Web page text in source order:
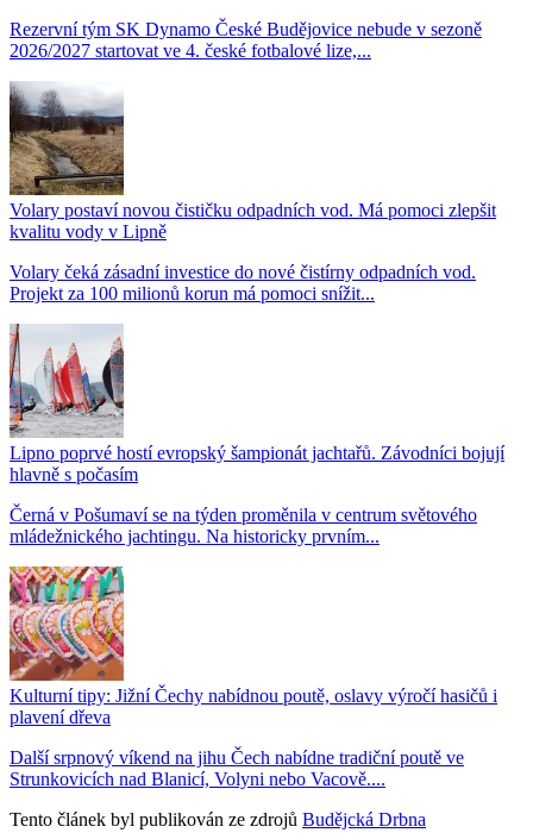
Rezervní tým SK Dynamo České Budějovice nebude v sezoně
2026/2027 startovat ve 4. české fotbalové lize,...
Volary postaví novou čističku odpadních vod. Má pomoci zlepšit
kvalitu vody v Lipně
Volary čeká zásadní investice do nové čistírny odpadních vod.
Projekt za 100 milionů korun má pomoci snížit...
Lipno poprvé hostí evropský šampionát jachtařů. Závodníci bojují
hlavně s počasím
Černá v Pošumaví se na týden proměnila v centrum světového
mládežnického jachtingu. Na historicky prvním...
Kulturní tipy: Jižní Čechy nabídnou poutě, oslavy výročí hasičů i
plavení dřeva
Další srpnový víkend na jihu Čech nabídne tradiční poutě ve
Strunkovicích nad Blanicí, Volyni nebo Vacově....
Tento článek byl publikován ze zdrojů Budějcká Drbna